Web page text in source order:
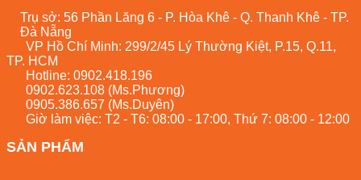
Trụ sở: 56 Phần Lăng 6 - P. Hòa Khê - Q. Thanh Khê - TP.
Đà Nẵng
VP Hồ Chí Minh: 299/2/45 Lý Thường Kiệt, P.15, Q.11,
TP. HCM
Hotline: 0902.418.196
0902.623.108 (Ms.Phương)
0905.386.657 (Ms.Duyên)
Giờ làm việc: T2 - T6: 08:00 - 17:00, Thứ 7: 08:00 - 12:00
SẢN PHẨM